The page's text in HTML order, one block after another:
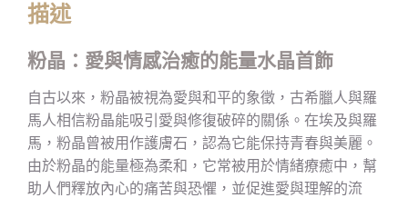
描述
粉晶：愛與情感治癒的能量水晶首飾
自古以來，粉晶被視為愛與和平的象徵，古希臘人與羅
馬人相信粉晶能吸引愛與修復破碎的關係。在埃及與羅
馬，粉晶曾被用作護膚石，認為它能保持青春與美麗。
由於粉晶的能量極為柔和，它常被用於情緒療癒中，幫
助人們釋放內心的痛苦與恐懼，並促進愛與理解的流